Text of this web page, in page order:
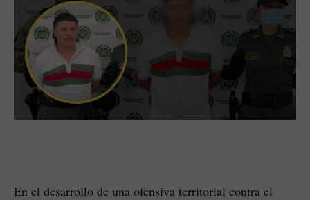
En el desarrollo de una ofensiva territorial contra el